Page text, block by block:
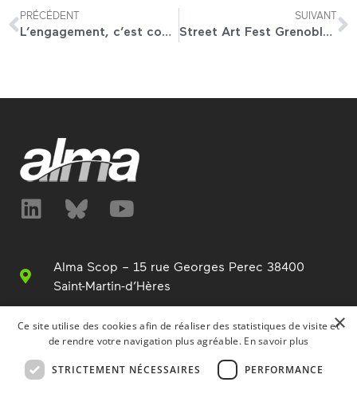
PRÉCÉDENT
L’engagement, c’est contagieux ? (Deuxième partie)
SUIVANT
Street Art Fest Grenoble Alpes : l’artiste Louis Masai explique le sens de l’œuvre qu’il vient de réaliser sur le mur d’Alma
Alma Scop – 15 rue Georges Perec 38400
Saint-Martin-d’Hères
info@alma.fr
www.alma.fr
×
Ce site utilise des cookies afin de réaliser des statistiques de visite et
de rendre votre navigation plus agréable. En savoir plus
STRICTEMENT NÉCESSAIRES PERFORMANCE